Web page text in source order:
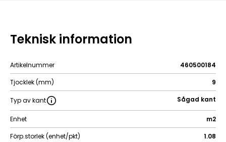
Teknisk information
Artikelnummer
460500184
Tjocklek (mm)
9
Typ av kant Sågad kant
Enhet
m2
Förp.storlek (enhet/pkt)
1.08